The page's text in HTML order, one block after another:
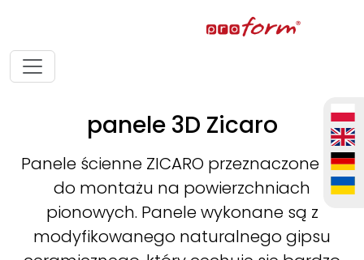
panele 3D Zicaro
Panele ścienne ZICARO przeznaczone są
do montażu na powierzchniach
pionowych. Panele wykonane są z
modyfikowanego naturalnego gipsu